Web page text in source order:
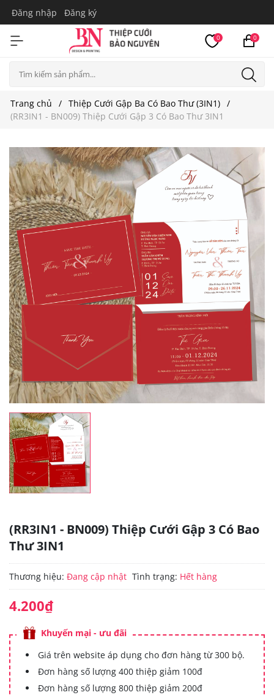
Đăng nhập Đăng ký
0 0
Trang chủ
Thiệp Cưới Gập Ba Có Bao Thư (3IN1)
(RR3IN1 - BN009) Thiệp Cưới Gập 3 Có Bao Thư 3IN1
(RR3IN1 - BN009) Thiệp Cưới Gập 3 Có Bao
Thư 3IN1
Thương hiệu: Đang cập nhật Tình trạng: Hết hàng
4.200₫
Khuyến mại - ưu đãi
Giá trên website áp dụng cho đơn hàng từ 300 bộ.
Đơn hàng số lượng 400 thiệp giảm 100đ
Đơn hàng số lượng 800 thiệp giảm 200đ